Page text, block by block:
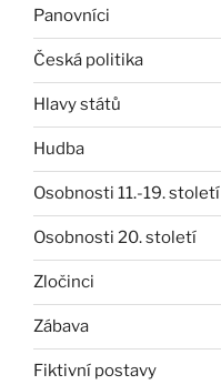
Panovníci
Česká politika
Hlavy států
Hudba
Osobnosti 11.-19. století
Osobnosti 20. století
Zločinci
Zábava
Fiktivní postavy